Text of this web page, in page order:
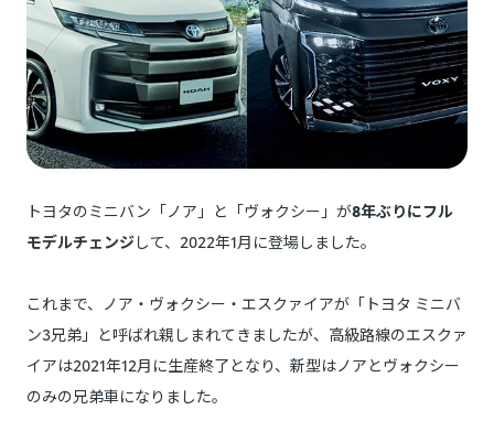
トヨタのミニバン「ノア」と「ヴォクシー」が8年ぶりにフル
モデルチェンジして、2022年1月に登場しました。
これまで、ノア・ヴォクシー・エスクァイアが「トヨタ ミニバ
ン3兄弟」と呼ばれ親しまれてきましたが、高級路線のエスクァ
イアは2021年12月に生産終了となり、新型はノアとヴォクシー
のみの兄弟車になりました。